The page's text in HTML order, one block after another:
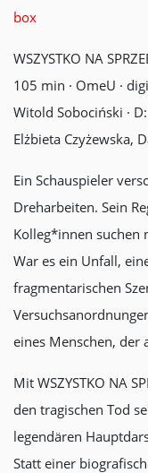
box
WSZYSTKO NA
105 min · OmeU ·
Witold Sobociński ·
Elżbieta Czyżewska,
Ein Schauspieler
Dreharbeiten. Sein
Kolleg*innen suchen
War es ein Unfall,
fragmentarischen
eines Menschen, der
Mit WSZYSTKO NA
den tragischen Tod
legendären
Statt einer